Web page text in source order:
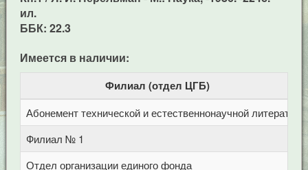
ил.
ББК: 22.3
Имеется в наличии:
Филиал (отдел ЦГБ)
Абонемент технической и естественнонаучной литерат
Филиал № 1
Отдел организации единого фонда